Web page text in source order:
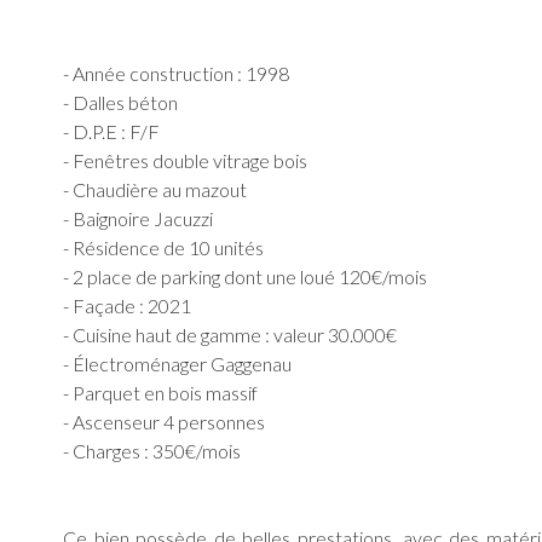
- Année construction : 1998
- Dalles béton
- D.P.E : F/F
- Fenêtres double vitrage bois
- Chaudière au mazout
- Baignoire Jacuzzi
- Résidence de 10 unités
- 2 place de parking dont une loué 120€/mois
- Façade : 2021
- Cuisine haut de gamme : valeur 30.000€
- Électroménager Gaggenau
- Parquet en bois massif
- Ascenseur 4 personnes
- Charges : 350€/mois